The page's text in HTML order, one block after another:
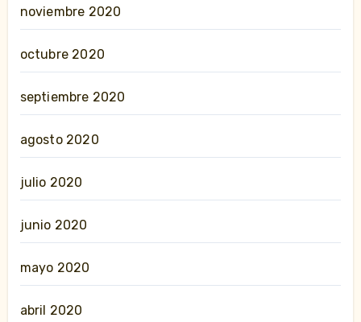
noviembre 2020
octubre 2020
septiembre 2020
agosto 2020
julio 2020
junio 2020
mayo 2020
abril 2020